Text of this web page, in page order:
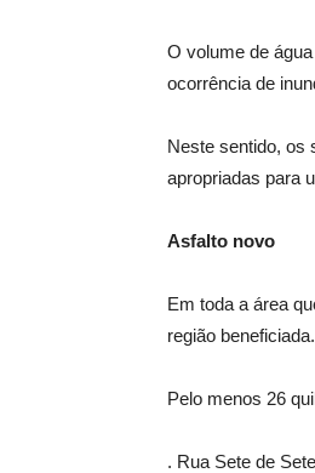
O volume de
ocorrência de
Neste sentido, os
apropriadas para
Asfalto novo
Em toda a área
região
Pelo menos 26
. Rua Sete de